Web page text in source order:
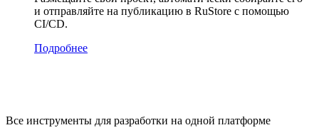
и отправляйте на публикацию в RuStore с помощью
CI/CD.
Подробнее
Все инструменты для разработки на одной платформе